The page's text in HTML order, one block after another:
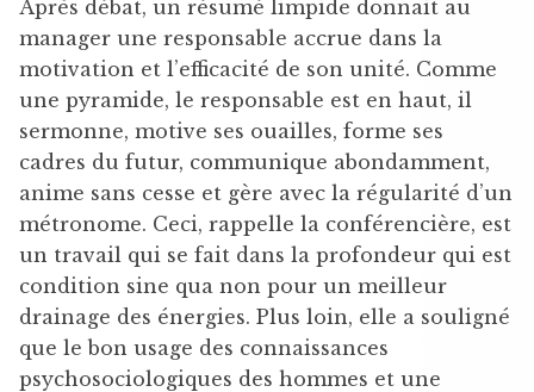
Après débat, un résumé limpide donnait au
manager une responsable accrue dans la
motivation et l’efficacité de son unité. Comme
une pyramide, le responsable est en haut, il
sermonne, motive ses ouailles, forme ses
cadres du futur, communique abondamment,
anime sans cesse et gère avec la régularité d’un
métronome. Ceci, rappelle la conférencière, est
un travail qui se fait dans la profondeur qui est
condition sine qua non pour un meilleur
drainage des énergies. Plus loin, elle a souligné
que le bon usage des connaissances
psychosociologiques des hommes et une